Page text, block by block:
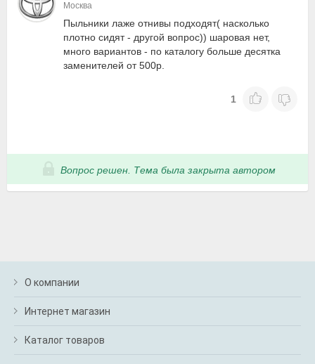
Москва
Пыльники лаже отнивы подходят( насколько
плотно сидят - другой вопрос)) шаровая нет,
много вариантов - по каталогу больше десятка
заменителей от 500р.
1
Вопрос решен. Тема была закрыта автором
О компании
Интернет магазин
Каталог товаров